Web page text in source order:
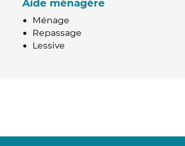
Aide ménagère
Ménage
Repassage
Lessive